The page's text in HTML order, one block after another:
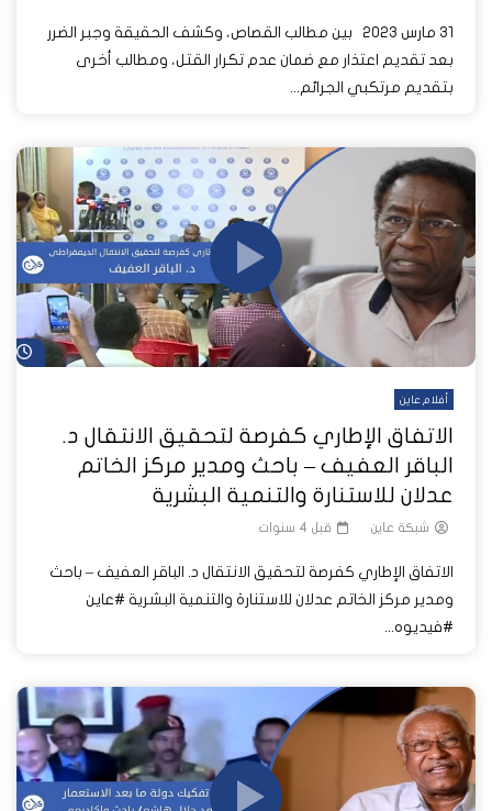
31 مارس 2023 بين مطالب القصاص، وكشف الحقيقة وجبر الضرر
بعد تقديم اعتذار مع ضمان عدم تكرار القتل، ومطالب أخرى
بتقديم مرتكبي الجرائم...
أفلام عاين
الاتفاق الإطاري كفرصة لتحقيق الانتقال د.
الباقر العفيف – باحث ومدير مركز الخاتم
عدلان للاستنارة والتنمية البشرية
شبكة عاين قبل 4 سنوات
الاتفاق الإطاري كفرصة لتحقيق الانتقال د. الباقر العفيف – باحث
ومدير مركز الخاتم عدلان للاستنارة والتنمية البشرية #عاين
#فيديوه...